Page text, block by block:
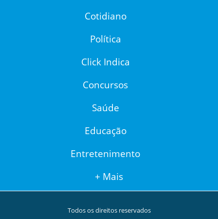
Cotidiano
Política
Click Indica
Concursos
Saúde
Educação
Entretenimento
+ Mais
Todos os direitos reservados